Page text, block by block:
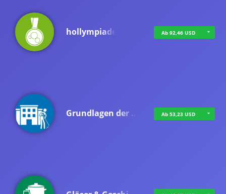
hollympiade Ab 92,46 USD
Grundlagen der … Ab 53,23 USD